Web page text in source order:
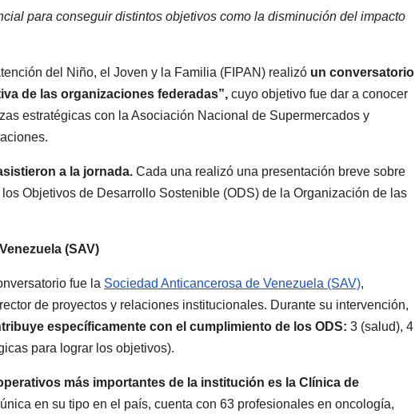
para conseguir distintos objetivos como la disminución del impacto
del Niño, el Joven y la Familia (FIPAN) realizó un conversatorio
de las organizaciones federadas”, cuyo objetivo fue dar a conocer
estratégicas con la Asociación Nacional de Supermercados y
a la jornada. Cada una realizó una presentación breve sobre
Objetivos de Desarrollo Sostenible (ODS) de la Organización de las
(SAV)
fue la Sociedad Anticancerosa de Venezuela (SAV),
de proyectos y relaciones institucionales. Durante su intervención,
específicamente con el cumplimiento de los ODS: 3 (salud), 4
para lograr los objetivos).
más importantes de la institución es la Clínica de
en su tipo en el país, cuenta con 63 profesionales en oncología,